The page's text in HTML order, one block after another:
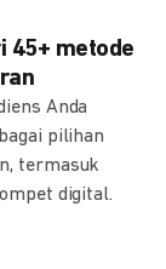
45+ metode
Anda
pilihan
termasuk
digital.